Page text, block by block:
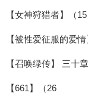
【女神狩猎者】（15
【被性爱征服的爱
【召唤绿传】 三十
【661】（26